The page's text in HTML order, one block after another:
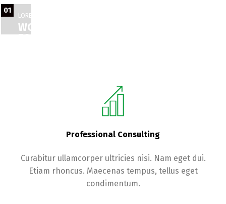
01
WORK WITH WORLD CLASS EXPERTS
FOR YOUR NEXT PROJECT
LOREM IPSUM DOLOR SIT AMET, CONSECTETUR ADIPISCING ELIT
Professional Consulting
Curabitur ullamcorper ultricies nisi. Nam eget dui.
Etiam rhoncus. Maecenas tempus, tellus eget
condimentum.